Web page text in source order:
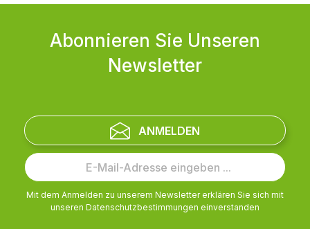
Abonnieren Sie Unseren
Newsletter
ANMELDEN
Mit dem Anmelden zu unserem Newsletter erklären Sie sich mit
unseren Datenschutzbestimmungen einverstanden